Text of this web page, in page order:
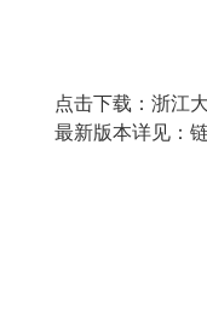
点击下载： 浙江
最新版本详见：